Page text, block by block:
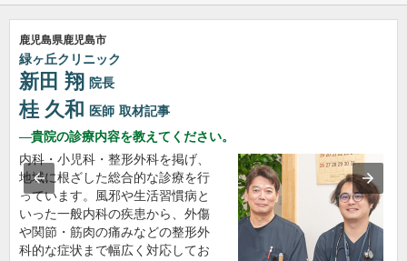
鹿児島県鹿児島市
緑ヶ丘クリニック
新田 翔 院長
桂 久和 医師 取材記事
貴院の診療内容を教えてください。
内科・小児科・整形外科を掲げ、
地域に根ざした総合的な診療を行
っています。風邪や生活習慣病と
いった一般内科の疾患から、外傷
や関節・筋肉の痛みなどの整形外
科的な症状まで幅広く対応してお